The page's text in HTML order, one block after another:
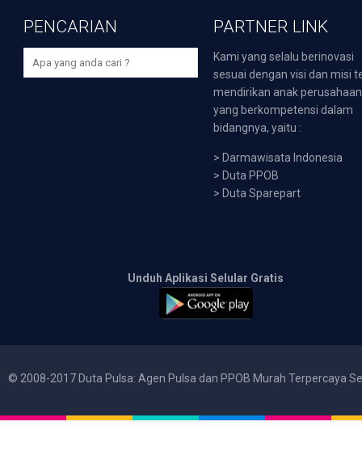
PENCARIAN PARTNER LINK
Kami yang selalu berinovasi
sesuai dengan visi dan misi
mendirikan anak perusahaan
yang berkompetensi dalam
bidangnya, yaitu :
> Darmawisata Indonesia
> Duta PPOB
> Duta Sparepart
Unduh Aplikasi Selular Gratis
© 2008-2017 Duta Pulsa: Agen Pulsa dan PPOB Murah Terpercaya